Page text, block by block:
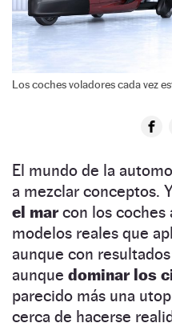
Los coches voladores cada vez
El mundo de la
a mezclar conceptos.
el marcon los coches
modelos reales que
aunque con
aunque dominar los
parecido más una
cerca de hacerse